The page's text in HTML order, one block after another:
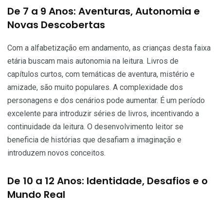
De 7 a 9 Anos: Aventuras, Autonomia e
Novas Descobertas
Com a alfabetização em andamento, as crianças desta faixa
etária buscam mais autonomia na leitura. Livros de
capítulos curtos, com temáticas de aventura, mistério e
amizade, são muito populares. A complexidade dos
personagens e dos cenários pode aumentar. É um período
excelente para introduzir séries de livros, incentivando a
continuidade da leitura. O desenvolvimento leitor se
beneficia de histórias que desafiam a imaginação e
introduzem novos conceitos.
De 10 a 12 Anos: Identidade, Desafios e o
Mundo Real